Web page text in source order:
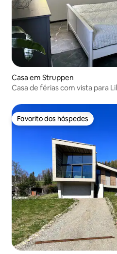
Casa em Struppen
Casa de férias com vista para
Favorito dos hóspedes
Favorito dos hóspedes